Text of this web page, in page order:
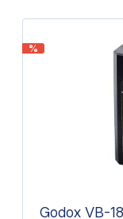
%